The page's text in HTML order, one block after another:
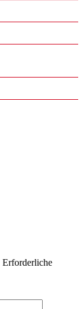
Erforderliche